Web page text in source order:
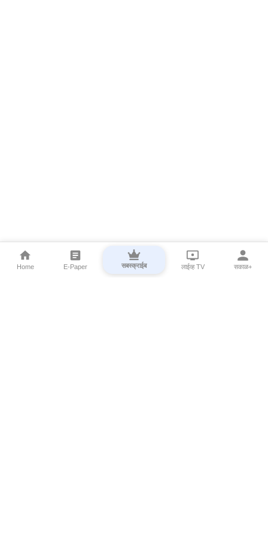
Home E-Paper सबस्क्राईब लाईव्ह TV सकाळ+